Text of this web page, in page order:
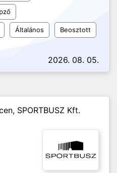
Általános Beosztott
2026. 08. 05.
SPORTBUSZ Kft.